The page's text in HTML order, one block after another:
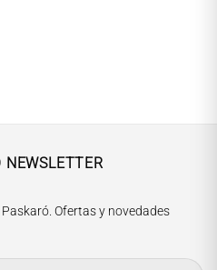
NEWSLETTER
Ofertas y novedades